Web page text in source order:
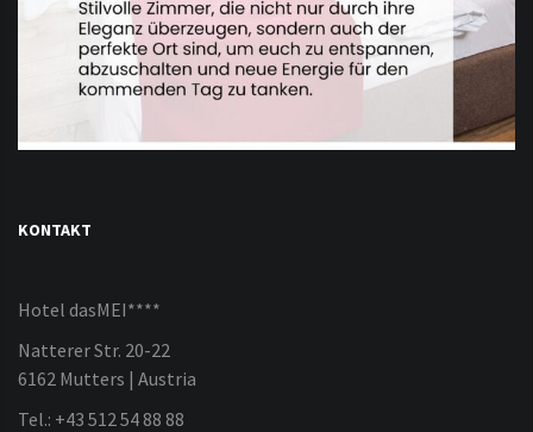
KONTAKT
Hotel dasMEI****
Natterer Str. 20-22
6162 Mutters | Austria
Tel.: +43 512 54 88 88